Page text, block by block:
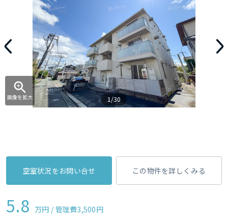
画像を拡大 1/30
空室状況をお問い合せ この物件を詳しくみる
5.8 万円 / 管理費3,500円